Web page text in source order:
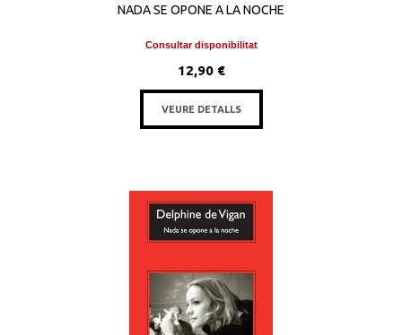
NADA SE OPONE A LA NOCHE
Consultar disponibilitat
12,90 €
VEURE DETALLS